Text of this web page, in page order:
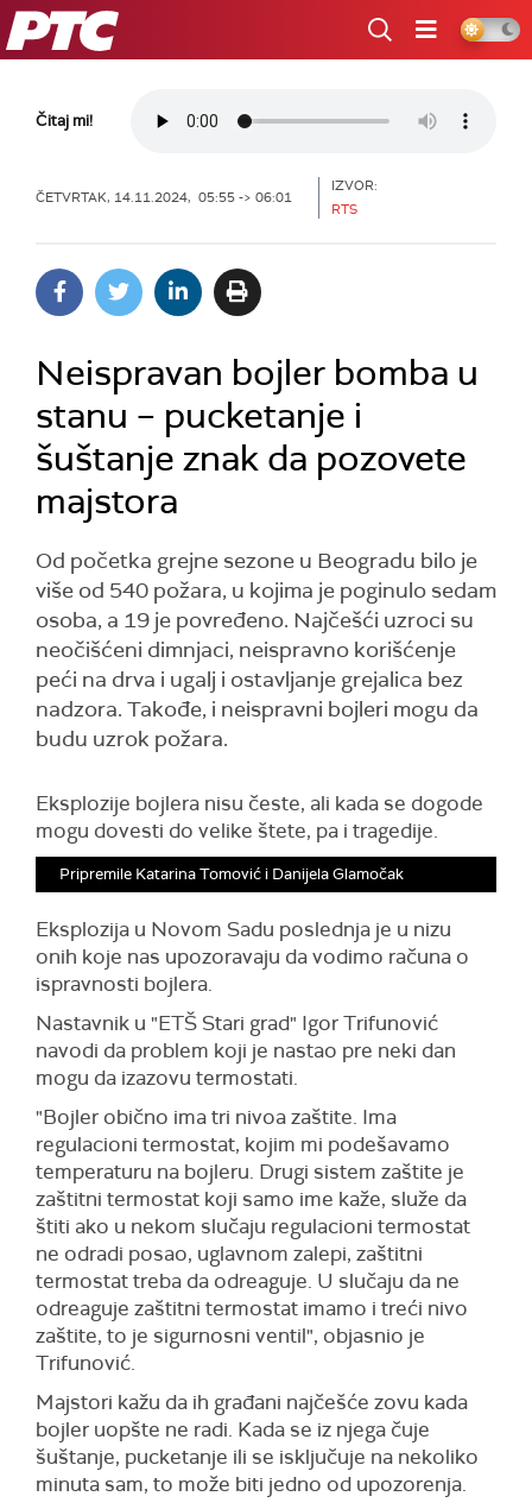
RTS
Čitaj mi!
ČETVRTAK, 14.11.2024, 05:55 -> 06:01
IZVOR:
RTS
Neispravan bojler bomba u
stanu – pucketanje i
šuštanje znak da pozovete
majstora
Od početka grejne sezone u Beogradu bilo je
više od 540 požara, u kojima je poginulo sedam
osoba, a 19 je povređeno. Najčešći uzroci su
neočišćeni dimnjaci, neispravno korišćenje
peći na drva i ugalj i ostavljanje grejalica bez
nadzora. Takođe, i neispravni bojleri mogu da
budu uzrok požara.
Eksplozije bojlera nisu česte, ali kada se dogode
mogu dovesti do velike štete, pa i tragedije.
Pripremile Katarina Tomović i Danijela Glamočak
Eksplozija u Novom Sadu poslednja je u nizu
onih koje nas upozoravaju da vodimo računa o
ispravnosti bojlera.
Nastavnik u "ETŠ Stari grad" Igor Trifunović
navodi da problem koji je nastao pre neki dan
mogu da izazovu termostati.
"Bojler obično ima tri nivoa zaštite. Ima
regulacioni termostat, kojim mi podešavamo
temperaturu na bojleru. Drugi sistem zaštite je
zaštitni termostat koji samo ime kaže, služe da
štiti ako u nekom slučaju regulacioni termostat
ne odradi posao, uglavnom zalepi, zaštitni
termostat treba da odreaguje. U slučaju da ne
odreaguje zaštitni termostat imamo i treći nivo
zaštite, to je sigurnosni ventil", objasnio je
Trifunović.
Majstori kažu da ih građani najčešće zovu kada
bojler uopšte ne radi. Kada se iz njega čuje
šuštanje, pucketanje ili se isključuje na nekoliko
minuta sam, to može biti jedno od upozorenja.